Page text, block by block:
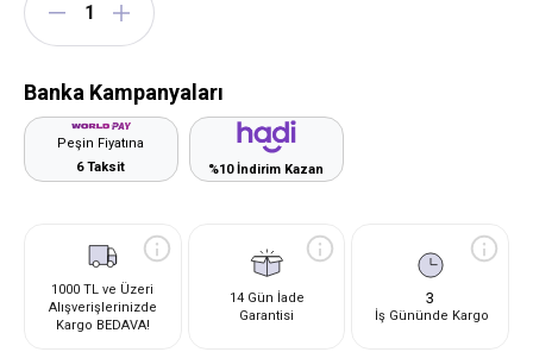
Banka Kampanyaları
Peşin Fiyatına
6 Taksit
%10 İndirim Kazan
1000 TL ve Üzeri
Alışverişlerinizde
Kargo BEDAVA!
14 Gün İade
Garantisi
3
İş Gününde Kargo